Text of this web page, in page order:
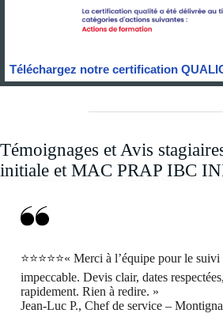
Téléchargez notre certification
Témoignages et Avis
initiale et MAC PRAP IBC
⭐⭐⭐⭐⭐« Merci à l’équipe pour le
impeccable. Devis clair, dates
rapidement. Rien à redire. »
Jean-Luc P., Chef de service –